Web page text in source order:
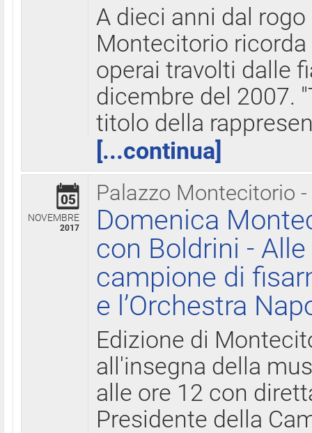
A dieci anni dal
Montecitorio
operai travolti dalle
dicembre del 2007.
titolo della
[...continua]
Palazzo Montecitorio
05
NOVEMBRE
2017
Domenica
con Boldrini -
campione di
e l’Orchestra
Edizione di
all'insegna della
alle ore 12 con
Presidente della